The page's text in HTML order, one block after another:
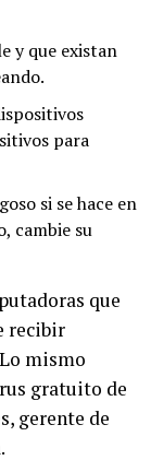
y que existan
para
si se hace en
cambie su
que
recibir
mismo
gratuito de
gerente de